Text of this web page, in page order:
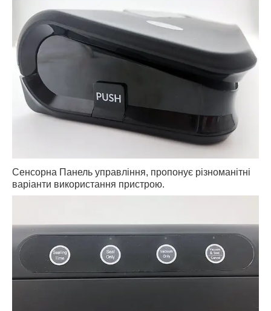
Сенсорна Панель управління, пропонує різноманітні
варіанти використання пристрою.